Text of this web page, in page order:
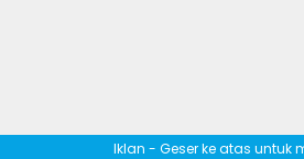
Iklan - Geser ke atas untuk